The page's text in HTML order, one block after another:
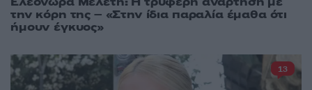
την κόρη της – «Στην ίδια παραλία έμαθα ότι
ήμουν έγκυος»
13